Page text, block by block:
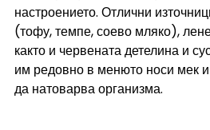
настроението. Отлични
(тофу, темпе, соево мляко),
както и червената детелина и
им редовно в менюто носи мек
да натоварва организма.